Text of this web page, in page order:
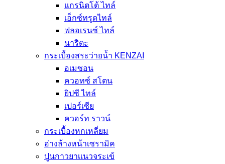
แกรนิตโต้ ไทล์
เอ็กซ์ทรูดไทล์
ฟลอเรนซ์ ไทล์
นาริตะ
กระเบื้องสระว่ายน้ำ KENZAI
อเมซอน
ควอทซ์ สโตน
ยิปซี ไทล์
เปอร์เซีย
ควอร์ท ราวน์
กระเบื้องหกเหลี่ยม
อ่างล้างหน้าเซรามิค
ปูนกาวยาเเนวจระเข้